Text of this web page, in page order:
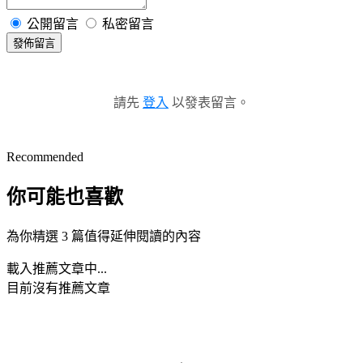
公開留言 私密留言
發佈留言
請先 登入 以發表留言。
Recommended
你可能也喜歡
為你精選 3 篇值得延伸閱讀的內容
載入推薦文章中...
目前沒有推薦文章